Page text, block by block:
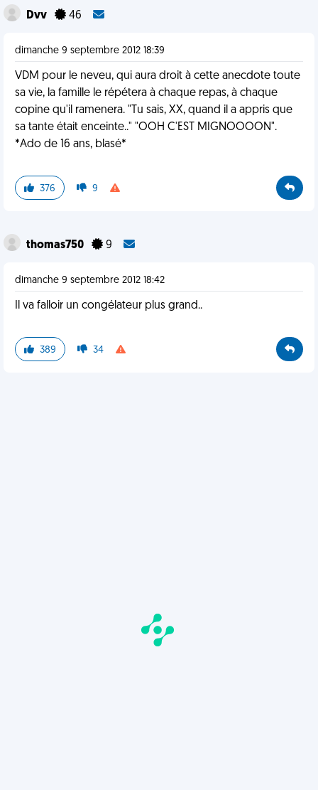
Dvv 46
dimanche 9 septembre 2012 18:39
VDM pour le neveu, qui aura droit à cette anecdote toute
sa vie, la famille le répétera à chaque repas, à chaque
copine qu'il ramenera. "Tu sais, XX, quand il a appris que
sa tante était enceinte.." "OOH C'EST MIGNOOOON".
*Ado de 16 ans, blasé*
376 9
thomas750 9
dimanche 9 septembre 2012 18:42
Il va falloir un congélateur plus grand..
389 34